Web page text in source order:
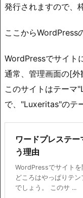
発行されますので、
ここからWordPress
WordPressでサイト
通常、管理画面の[
このサイトはテーマ
で、"Luxeritas"のテ
ワードプレステ
う理由
WordPressでサイト
どころはやっぱりテ
でしょう。 このサ ...